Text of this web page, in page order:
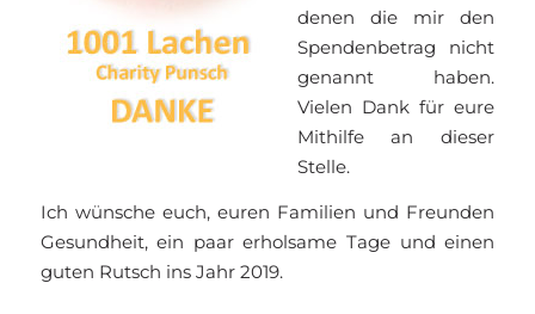
denen die mir den
Spendenbetrag nicht
genannt haben.
Vielen Dank für eure
Mithilfe an dieser
Stelle.
Ich wünsche euch, euren Familien und Freunden
Gesundheit, ein paar erholsame Tage und einen
guten Rutsch ins Jahr 2019.